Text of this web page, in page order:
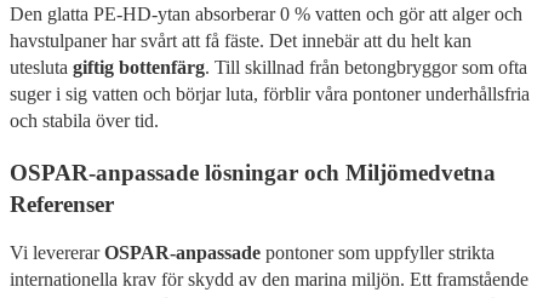
Den glatta PE-HD-ytan absorberar 0 % vatten och gör att alger och
havstulpaner har svårt att få fäste. Det innebär att du helt kan
utesluta giftig bottenfärg. Till skillnad från betongbryggor som ofta
suger i sig vatten och börjar luta, förblir våra pontoner underhållsfria
och stabila över tid.
OSPAR-anpassade lösningar och Miljömedvetna
Referenser
Vi levererarOSPAR-anpassade pontoner som uppfyller strikta
internationella krav för skydd av den marina miljön. Ett framstående